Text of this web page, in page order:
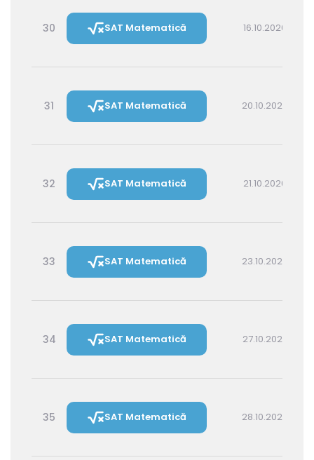
30 SAT Matematică 16.10.2026 16:00
31 SAT Matematică 20.10.2026 16:00
32 SAT Matematică 21.10.2026 14:30
33 SAT Matematică 23.10.2026 16:00
34 SAT Matematică 27.10.2026 16:00
35 SAT Matematică 28.10.2026 14:30